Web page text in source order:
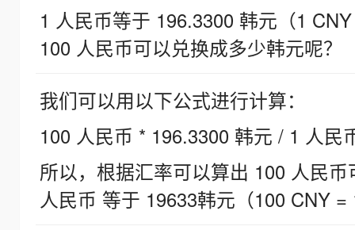
1 人民币等于 196.3300 韩元（1
100 人民币可以兑换成多少韩元呢？
我们可以用以下公式进行计算：
100 人民币 * 196.3300 韩元 / 1 人民
所以，根据汇率可以算出 100 人民
人民币 等于 19633韩元（100 CNY =